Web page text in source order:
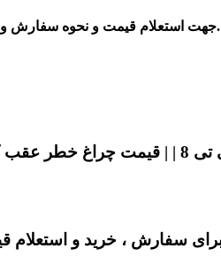
جهت استعلام قیمت و نحوه سفارش وبا ضمانت و کیفیت عالی با آقای کی ام سی در تهران تماس بگیرید.